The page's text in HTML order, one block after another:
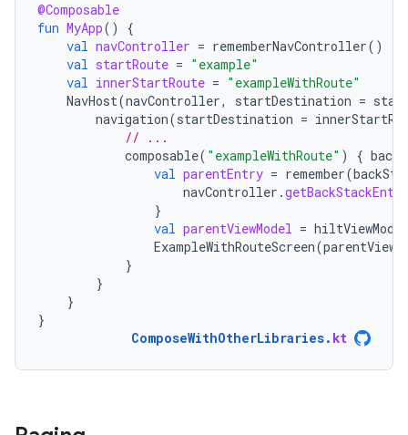
@Composable
fun MyApp()
{
val navController = rememberNavController()
val startRoute = "example"
val innerStartRoute = "exampleWithRoute"
NavHost(navController, startDestination =
navigation(startDestination =
// ...
composable( "exampleWithRoute" ) {
val parentEntry = remember(
navController .getBackStackEntry
}
val parentViewModel =
ExampleWithRouteScreen(
}
}
}
}
ComposeWithOtherLibraries. kt